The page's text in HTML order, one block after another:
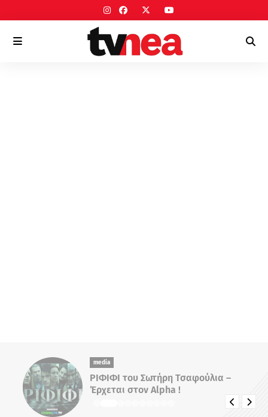
media
ΡΙΦΙΦΙ του Σωτήρη Τσαφούλια –
Έρχεται στον Alpha !